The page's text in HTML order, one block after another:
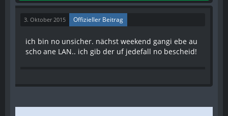
3. Oktober 2015 Offizieller Beitrag
ich bin no unsicher. nächst weekend gangi ebe au
scho ane LAN.. ich gib der uf jedefall no bescheid!